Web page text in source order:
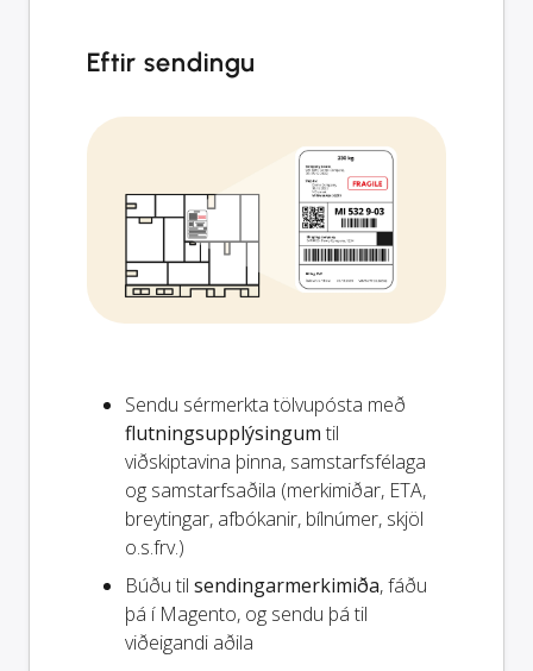
Eftir sendingu
Sendu sérmerkta tölvupósta með
flutningsupplýsingum til
viðskiptavina þinna, samstarfsfélaga
og samstarfsaðila (merkimiðar, ETA,
breytingar, afbókanir, bílnúmer, skjöl
o.s.frv.)
Búðu til sendingarmerkimiða, fáðu
þá í Magento, og sendu þá til
viðeigandi aðila